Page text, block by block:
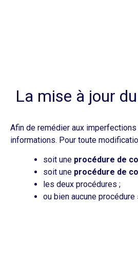
La mise à jour
Afin de remédier aux
informations. Pour toute
soit une procédure de
soit une procédure de
les deux procédures ;
ou bien aucune